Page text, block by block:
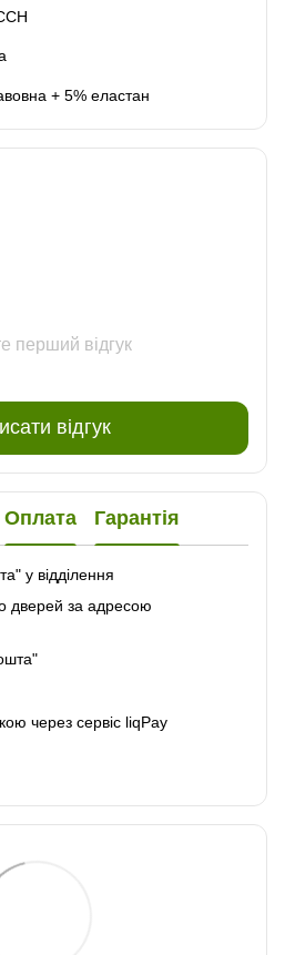
+ 5% еластан
перший відгук
відгук
Оплата Гарантія
у відділення
дверей за адресою
через сервіс liqPay